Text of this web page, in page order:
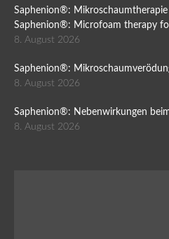
Saphenion®:
Saphenion®: Microfoam therapy
8. August 2026
Saphenion®:
8. August 2026
Saphenion®: Nebenwirkungen
8. August 2026